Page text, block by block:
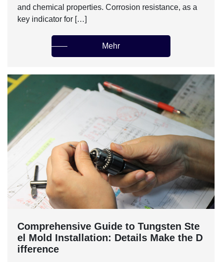
and chemical properties. Corrosion resistance, as a
key indicator for […]
Mehr
Comprehensive Guide to Tungsten Ste
el Mold Installation: Details Make the D
ifference